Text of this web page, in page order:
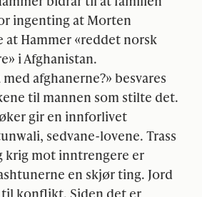
ingenting at Morten
at Hammer «reddet norsk
i Afghanistan.
afghanerne?» besvares
til mannen som stilte det.
gir en innforlivet
sedvane-lovene. Trass
krig mot inntrengere er
en skjør ting. Jord
konflikt. Siden det er